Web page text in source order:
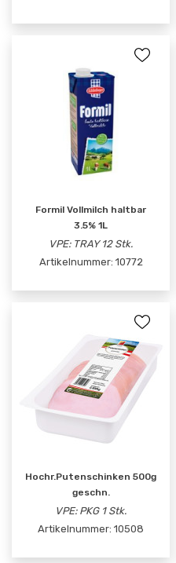
Formil Vollmilch haltbar
3.5% 1L
VPE: TRAY 12 Stk.
Artikelnummer: 10772
Hochr.Putenschinken 500g
geschn.
VPE: PKG 1 Stk.
Artikelnummer: 10508